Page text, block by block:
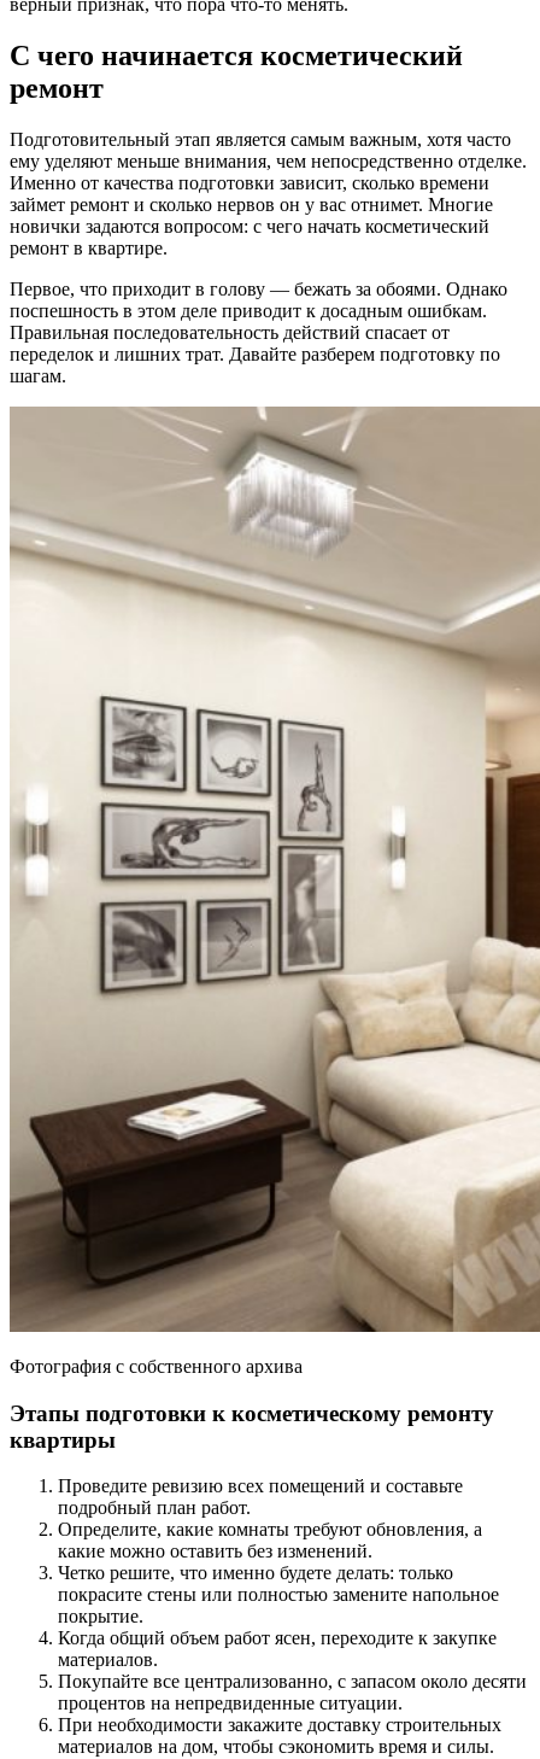
верный признак, что пора что-то менять.
С чего начинается косметический
ремонт
Подготовительный этап является самым важным, хотя часто
ему уделяют меньше внимания, чем непосредственно отделке.
Именно от качества подготовки зависит, сколько времени
займет ремонт и сколько нервов он у вас отнимет. Многие
новички задаются вопросом: с чего начать косметический
ремонт в квартире.
Первое, что приходит в голову — бежать за обоями. Однако
поспешность в этом деле приводит к досадным ошибкам.
Правильная последовательность действий спасает от
переделок и лишних трат. Давайте разберем подготовку по
шагам.
Фотография с собственного архива
Этапы подготовки к косметическому ремонту
квартиры
Проведите ревизию всех помещений и составьте
подробный план работ.
Определите, какие комнаты требуют обновления, а
какие можно оставить без изменений.
Четко решите, что именно будете делать: только
покрасите стены или полностью замените напольное
покрытие.
Когда общий объем работ ясен, переходите к закупке
материалов.
Покупайте все централизованно, с запасом около десяти
процентов на непредвиденные ситуации.
При необходимости закажите доставку строительных
материалов на дом, чтобы сэкономить время и силы.